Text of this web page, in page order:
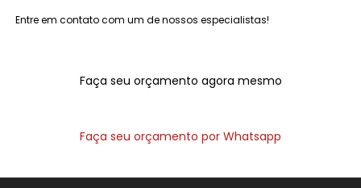
Entre em contato com um de nossos especialistas!
Faça seu orçamento agora mesmo
Faça seu orçamento por Whatsapp